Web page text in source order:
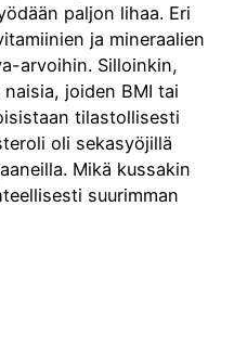
paljon lihaa. Eri
ja mineraalien
arvoihin. Silloinkin,
joiden BMI tai
tilastollisesti
oli sekasyöjillä
Mikä kussakin
suurimman